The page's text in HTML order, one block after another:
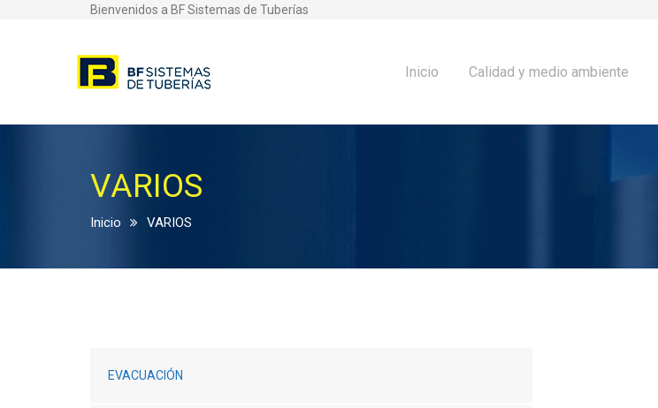
Bienvenidos a BF Sistemas de Tuberías
Inicio Calidad y medio ambiente
VARIOS
Inicio VARIOS
EVACUACIÓN